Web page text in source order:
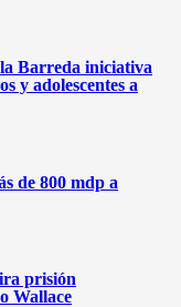
Barreda iniciativa
y adolescentes a
de 800 mdp a
prisión
Wallace